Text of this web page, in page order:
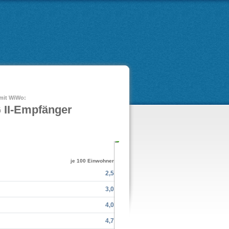
WiWo:
II-Empfänger
je 100 Einwohner
2,5
3,0
4,0
4,7